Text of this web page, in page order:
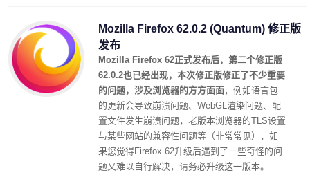
Mozilla Firefox 62.0.2 (Quantum) 修正版
发布
Mozilla Firefox 62正式发布后，第二个修正版
62.0.2也已经出现，本次修正版修正了不少重要
的问题，涉及浏览器的方方面面，例如语言包
的更新会导致崩溃问题、 WebGL渲染问题、配
置文件发生崩溃问题，老版本浏览器的TLS设置
与某些网站的兼容性问题等（非常常见），如
果您觉得Firefox 62升级后遇到了一些奇怪的问
题又难以自行解决，请务必升级这一版本。